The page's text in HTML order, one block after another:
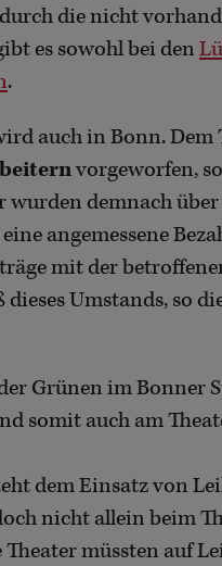
die nicht
es sowohl bei den
.
auch in Bonn. Dem
vorgeworfen,
demnach
angemessene
mit der
dieses Umstands, so
Grünen im Bonner
somit auch am
dem Einsatz von
nicht allein beim
Theater müssten auf